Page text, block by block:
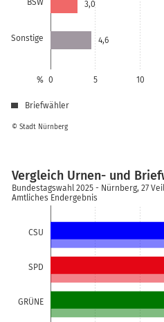
Sonstige
0 5 10
%
3,0
4,6
© Stadt Nürnberg
Briefwähler
CSU
SPD
GRÜNE
Vergleich Urnen- und
Bundestagswahl 2025 - Nürnberg, 27
Amtliches Endergebnis